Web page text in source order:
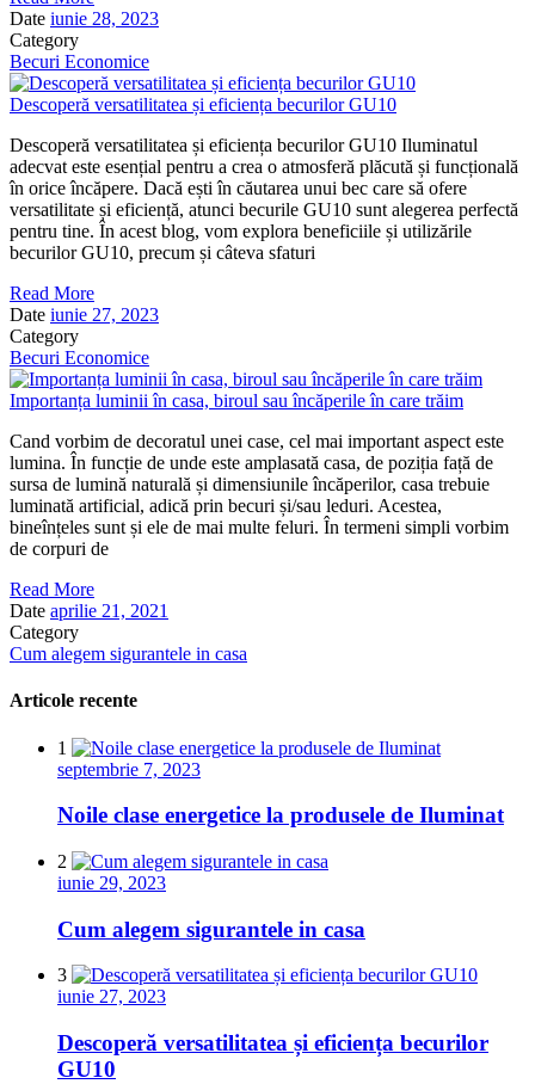
Date iunie 28, 2023
Category
Becuri Economice
Descoperă versatilitatea și eficiența becurilor GU10
Descoperă versatilitatea și eficiența becurilor GU10 Iluminatul
adecvat este esențial pentru a crea o atmosferă plăcută și funcțională
în orice încăpere. Dacă ești în căutarea unui bec care să ofere
versatilitate și eficiență, atunci becurile GU10 sunt alegerea perfectă
pentru tine. În acest blog, vom explora beneficiile și utilizările
becurilor GU10, precum și câteva sfaturi
Read More
Date iunie 27, 2023
Category
Becuri Economice
Importanța luminii în casa, biroul sau încăperile în care trăim
Cand vorbim de decoratul unei case, cel mai important aspect este
lumina. În funcție de unde este amplasată casa, de poziția față de
sursa de lumină naturală și dimensiunile încăperilor, casa trebuie
luminată artificial, adică prin becuri și/sau leduri. Acestea,
bineînțeles sunt și ele de mai multe feluri. În termeni simpli vorbim
de corpuri de
Read More
Date aprilie 21, 2021
Category
Cum alegem sigurantele in casa
Articole recente
1
septembrie 7, 2023
Noile clase energetice la produsele de Iluminat
2
iunie 29, 2023
Cum alegem sigurantele in casa
3
iunie 27, 2023
Descoperă versatilitatea și eficiența becurilor
GU10